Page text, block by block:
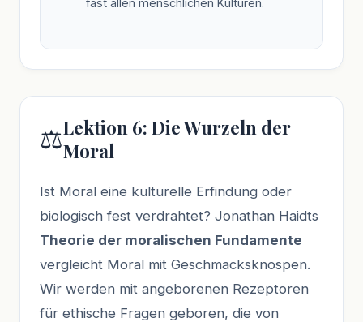
⚖️Lektion 6: Die Wurzeln der
Moral
Ist Moral eine kulturelle Erfindung oder
biologisch fest verdrahtet? Jonathan Haidts
Theorie der moralischen Fundamente
vergleicht Moral mit Geschmacksknospen.
Wir werden mit angeborenen Rezeptoren
für ethische Fragen geboren, die von